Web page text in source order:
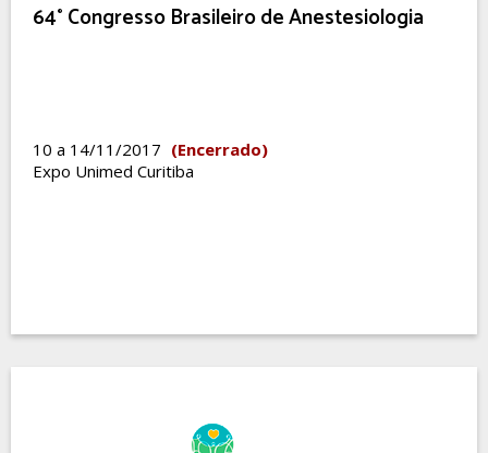
64° Congresso Brasileiro de Anestesiologia
10 a 14/11/2017 (Encerrado)
Expo Unimed Curitiba